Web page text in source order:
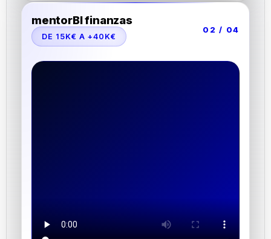
mentorBI finanzas
DE 15K€ A +40K€
02 / 04